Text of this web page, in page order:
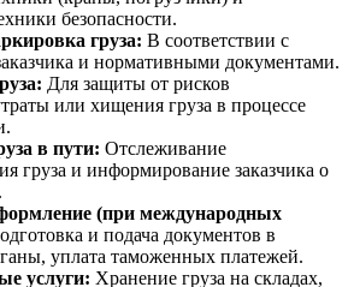
безопасности.
груза: В соответствии с
и нормативными документами.
Для защиты от рисков
или хищения груза в процессе
в пути: Отслеживание
груза и информирование заказчика о
(при международных
и подача документов в
уплата таможенных платежей.
услуги: Хранение груза на складах,